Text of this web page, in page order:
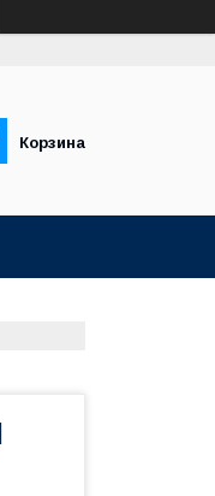
Корзина